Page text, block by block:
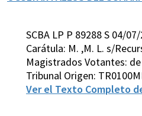
SCBA LP P 89288 S 04/
Carátula: M. ,M. L. s/
Magistrados Votantes:
Tribunal Origen:
Ver el Texto Completo